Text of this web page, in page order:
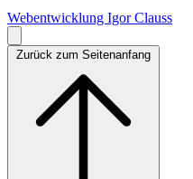
Webentwicklung Igor Clauss
Zurück zum Seitenanfang